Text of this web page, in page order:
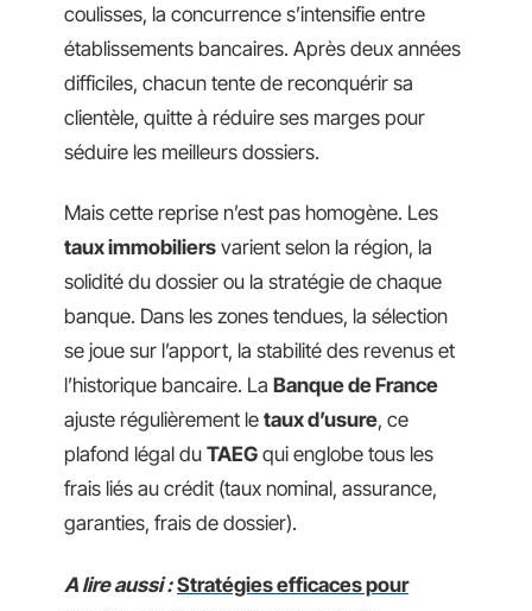
coulisses, la concurrence s’intensifie entre
établissements bancaires. Après deux années
difficiles, chacun tente de reconquérir sa
clientèle, quitte à réduire ses marges pour
séduire les meilleurs dossiers.
Mais cette reprise n’est pas homogène. Les
taux immobiliers varient selon la région, la
solidité du dossier ou la stratégie de chaque
banque. Dans les zones tendues, la sélection
se joue sur l’apport, la stabilité des revenus et
l’historique bancaire. La Banque de France
ajuste régulièrement le taux d’usure, ce
plafond légal du TAEG qui englobe tous les
frais liés au crédit (taux nominal, assurance,
garanties, frais de dossier).
A lire aussi : Stratégies efficaces pour